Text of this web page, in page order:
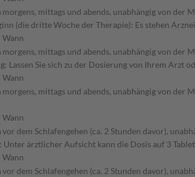
morgens, mittags und abends, unabhängig von der
(die dritte Woche der Therapie): Es stehen
Wann
morgens, mittags und abends, unabhängig von der
Lassen Sie sich zu der Dosierung von Ihrem Arzt
Wann
morgens, mittags und abends, unabhängig von der
Wann
vor dem Schlafengehen (ca. 2 Stunden davor),
Unter ärztlicher Aufsicht kann die Dosis auf 3
Wann
vor dem Schlafengehen (ca. 2 Stunden davor),